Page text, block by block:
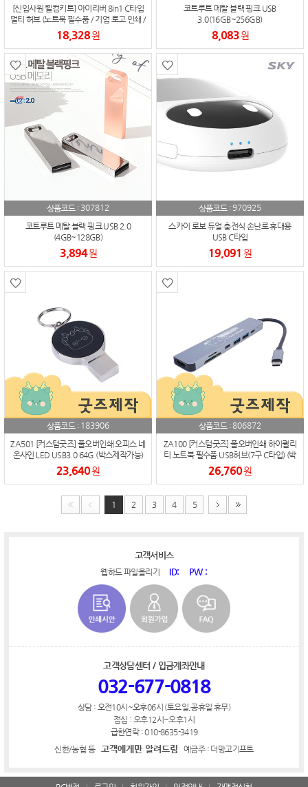
[신입사원 웰컴키트] 아이리버 8in1 C타입
멀티 허브 (노트북 필수품 / 기업 로고 인쇄 /
재택근무 선물) 아이리버 IHC-HW12-
HUB8 100Mbps HDMI 4K 영상지원 LAN
8in1 멀티 허브
18,328원
코트루트 메탈 블랙 핑크 USB
3.0(16GB~256GB)
8,083원
상품코드 : 307812
코트루트 메탈 블랙 핑크 USB 2.0
(4GB~128GB)
3,894원
상품코드 :970925
스카이 로보 듀얼 충전식 손난로 휴대용
USB C타입
19,091 원
상품코드 : 183906
ZA501 [커스텀굿즈] 풀오버인쇄 오피스 네
온사인 LED USB3.0 64G (박스제작가능)
23,640원
상품코드 :806872
ZA100 [커스텀굿즈] 풀오버인쇄 하이퀄리
티 노트북 필수품 USB허브(7구 C타입) (박
스제작가능)
26,760원
1 2 3 4 5
고객서비스
웹하드 파일올리기 ID: PW :
고객상담센터 / 입금계좌안내
032-677-0818
상담 : 오전10시~오후06시 (토요일,공휴일 휴무)
점심 : 오후12시~오후1시
급한연락 : 010-8635-3419
신한/농협 등 고객에게만 알려드림 예금주 : 더망고기프트